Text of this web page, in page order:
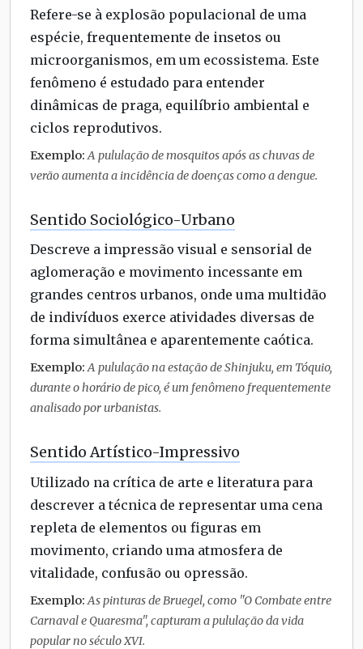
Refere-se à explosão populacional de uma
espécie, frequentemente de insetos ou
microorganismos, em um ecossistema. Este
fenômeno é estudado para entender
dinâmicas de praga, equilíbrio ambiental e
ciclos reprodutivos.
Exemplo:A pululação de mosquitos após as chuvas de
verão aumenta a incidência de doenças como a dengue.
Sentido Sociológico-Urbano
Descreve a impressão visual e sensorial de
aglomeração e movimento incessante em
grandes centros urbanos, onde uma multidão
de indivíduos exerce atividades diversas de
forma simultânea e aparentemente caótica.
Exemplo:A pululação na estação de Shinjuku, em Tóquio,
durante o horário de pico, é um fenômeno frequentemente
analisado por urbanistas.
Sentido Artístico-Impressivo
Utilizado na crítica de arte e literatura para
descrever a técnica de representar uma cena
repleta de elementos ou figuras em
movimento, criando uma atmosfera de
vitalidade, confusão ou opressão.
Exemplo:As pinturas de Bruegel, como "O Combate entre
Carnaval e Quaresma", capturam a pululação da vida
popular no século XVI.